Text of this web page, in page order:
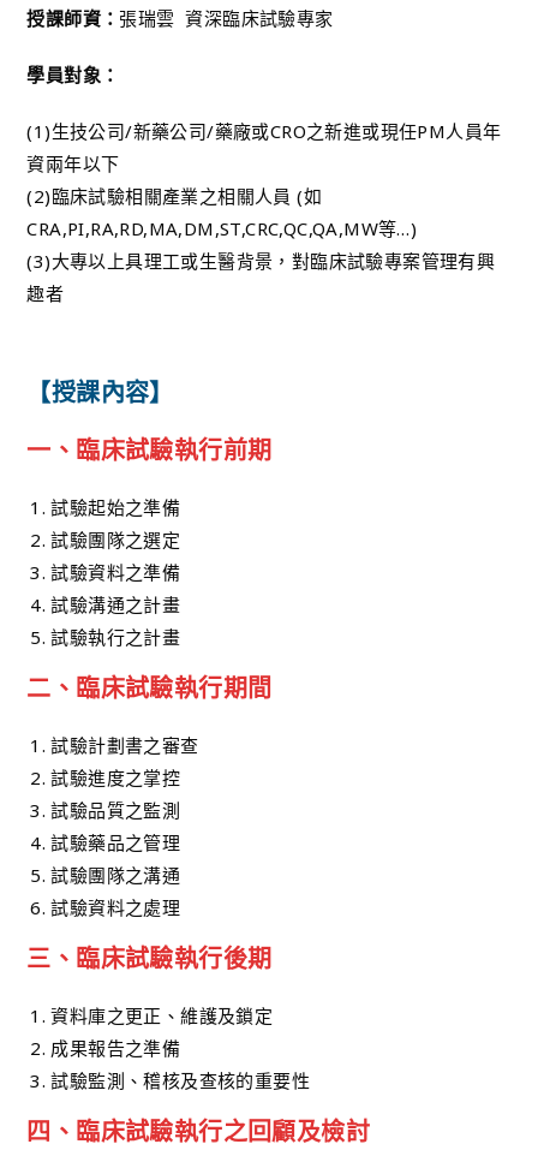
授課師資： 張瑞雲 資深臨床試驗專家
學員對象：
(1)生技公司/新藥公司/藥廠或CRO之新進或現任PM人員年
資兩年以下
(2)臨床試驗相關產業之相關人員 (如
CRA,PI,RA,RD,MA,DM,ST,CRC,QC,QA,MW等…)
(3)大專以上具理工或生醫背景，對臨床試驗專案管理有興
趣者
【授課內容】
一、臨床試驗執行前期
試驗起始之準備
試驗團隊之選定
試驗資料之準備
試驗溝通之計畫
試驗執行之計畫
二、臨床試驗執行期間
試驗計劃書之審查
試驗進度之掌控
試驗品質之監測
試驗藥品之管理
試驗團隊之溝通
試驗資料之處理
三、臨床試驗執行後期
資料庫之更正、維護及鎖定
成果報告之準備
試驗監測、稽核及查核的重要性
四、臨床試驗執行之回顧及檢討